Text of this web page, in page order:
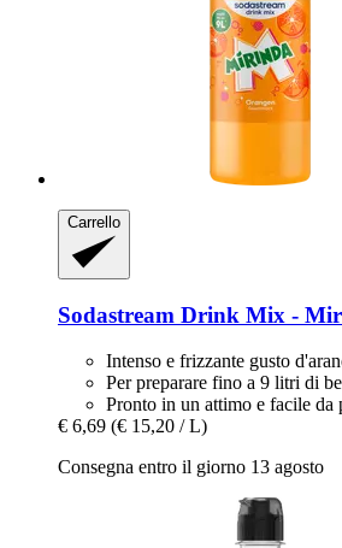
Carrello
Sodastream Drink Mix -​
Intenso e frizzante gusto
Per preparare fino a 9 litri di
Pronto in un attimo e facile da
€ 6,69 (€ 15,20 / L)
Consegna entro il giorno 13 agosto